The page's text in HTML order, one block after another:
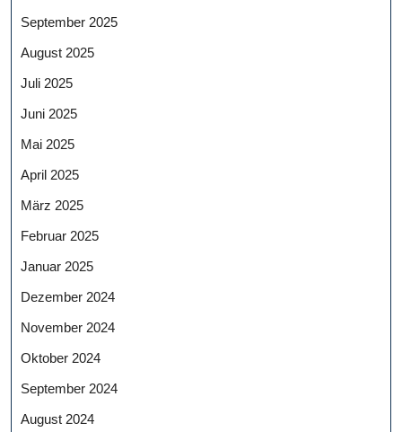
September 2025
August 2025
Juli 2025
Juni 2025
Mai 2025
April 2025
März 2025
Februar 2025
Januar 2025
Dezember 2024
November 2024
Oktober 2024
September 2024
August 2024